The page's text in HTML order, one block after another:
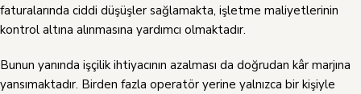
faturalarında ciddi düşüşler sağlamakta, işletme maliyetlerinin
kontrol altına alınmasına yardımcı olmaktadır.
Bunun yanında işçilik ihtiyacının azalması da doğrudan kâr marjına
yansımaktadır. Birden fazla operatör yerine yalnızca bir kişiyle